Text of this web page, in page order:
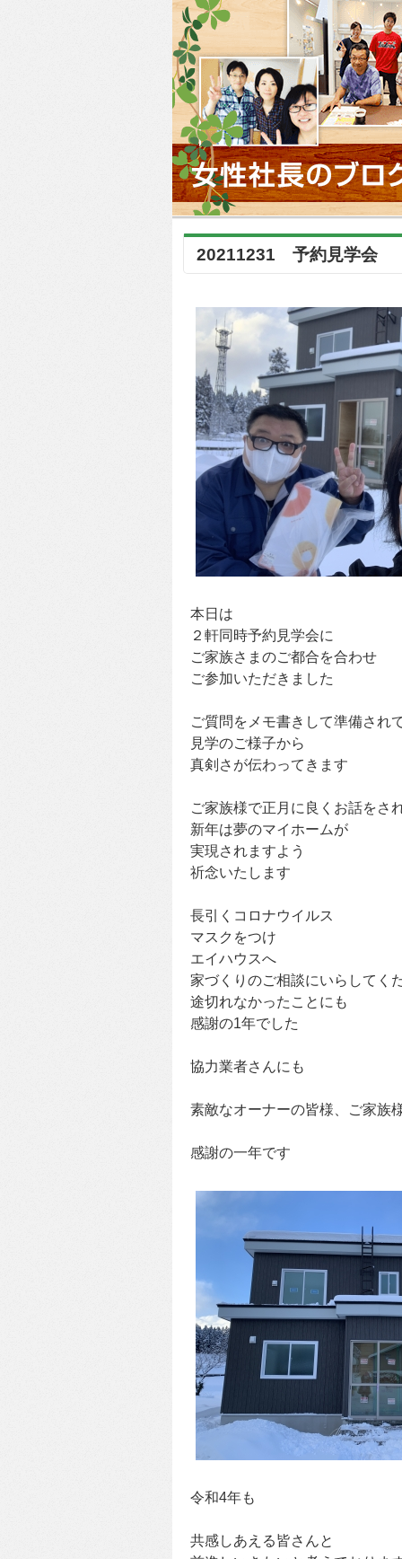
20211231 予約見学会
本日は
２軒同時予約見学会に
ご家族さまのご都合を合わせ
ご参加いただきました
ご質問をメモ書きして準備され
見学のご様子から
真剣さが伝わってきます
ご家族様で正月に良くお話をさ
新年は夢のマイホームが
実現されますよう
祈念いたします
長引くコロナウイルス
マスクをつけ
エイハウスへ
家づくりのご相談にいらしてく
途切れなかったことにも
感謝の1年でした
協力業者さんにも
素敵なオーナーの皆様、ご家族
感謝の一年です
令和4年も
共感しあえる皆さんと